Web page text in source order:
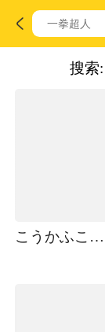
搜索:
こうかふこうか